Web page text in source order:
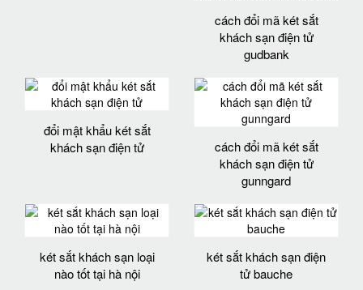
cách đổi mã két sắt
khách sạn điện tử
gudbank
đổi mật khẩu két sắt
khách sạn điện tử
cách đổi mã két sắt
khách sạn điện tử
gunngard
két sắt khách sạn loại
nào tốt tại hà nội
két sắt khách sạn điện
tử bauche